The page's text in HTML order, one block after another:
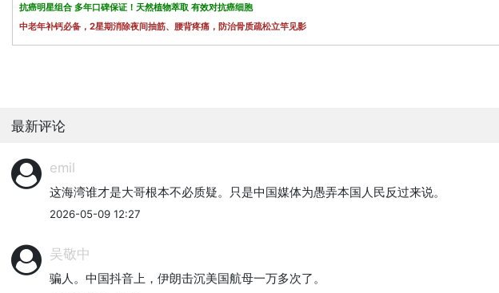
抗癌明星组合 多年口碑保证！天然植物萃取 有效对抗癌细胞
中老年补钙必备，2星期消除夜间抽筋、腰背疼痛，防治骨质疏松立竿见影
最新评论
emil
这海湾谁才是大哥根本不必质疑。只是中国媒体为愚弄本国人民反过来说。
2026-05-09 12:27
吴敬中
骗人。中国抖音上，伊朗击沉美国航母一万多次了。